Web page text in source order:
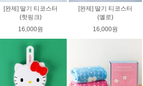
[완제] 딸기 티코스터
(핫핑크)
16,000원
[완제] 딸기 티코스터
(옐로)
16,000원